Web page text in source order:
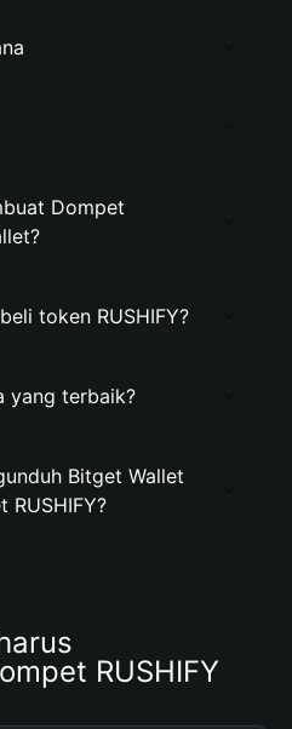
Dompet
token RUSHIFY?
yang terbaik?
Bitget Wallet
RUSHIFY?
RUSHIFY